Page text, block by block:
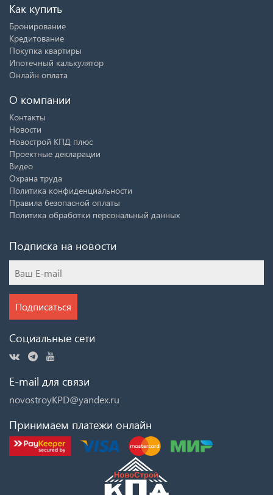
Как купить
Бронирование
Кредитование
Покупка квартиры
Ипотечный калькулятор
Онлайн оплата
О компании
Контакты
Новости
Новострой КПД плюс
Проектные декларации
Видео
Охрана труда
Политика конфиденциальности
Правила безопасной оплаты
Политика обработки персональный данных
Подписка на новости
Подписаться
Социальные сети
E-mail для связи
novostroyKPD@yandex.ru
Принимаем платежи онлайн